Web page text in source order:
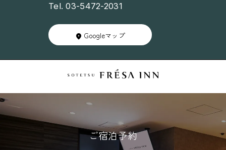
Tel. 03-5472-2031
Googleマップ
ご宿泊予約